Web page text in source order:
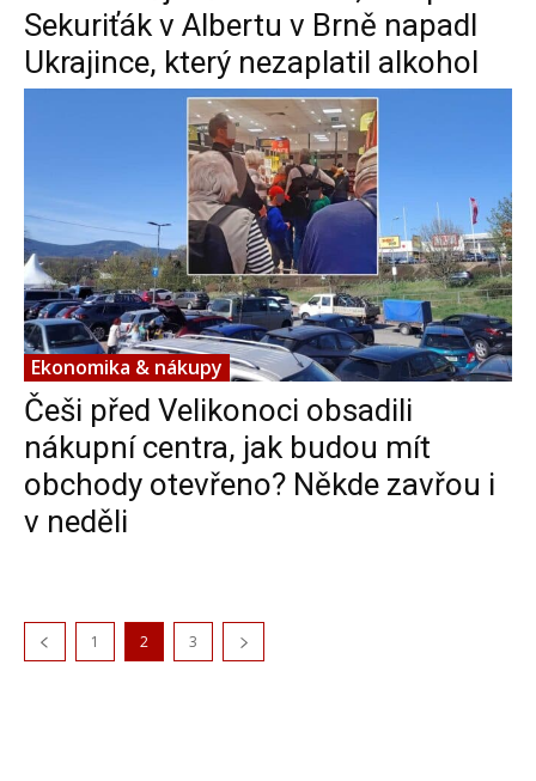
Sekuriťák v Albertu v Brně napadl
Ukrajince, který nezaplatil alkohol
Ekonomika & nákupy
Češi před Velikonoci obsadili
nákupní centra, jak budou mít
obchody otevřeno? Někde zavřou i
v neděli
1 2 3